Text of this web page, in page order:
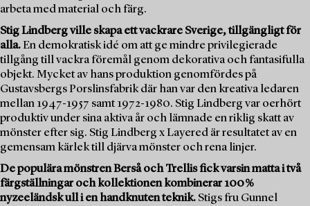
arbeta med material och färg.
Stig Lindberg ville skapa ett vackrare Sverige, tillgängligt för
alla.En demokratisk idé om att ge mindre privilegierade
tillgång till vackra föremål genom dekorativa och fantasifulla
objekt. Mycket av hans produktion genomfördes på
Gustavsbergs Porslinsfabrik där han var den kreativa ledaren
mellan 1947-1957 samt 1972-1980. Stig Lindberg var oerhört
produktiv under sina aktiva år och lämnade en riklig skatt av
mönster efter sig. Stig Lindberg x Layered är resultatet av en
gemensam kärlek till djärva mönster och rena linjer.
De populära mönstren Berså och Trellis fick varsin matta i två
färgställningar och kollektionen kombinerar 100 %
nyzeeländsk ull i en handknuten teknik. Stigs fru Gunnel